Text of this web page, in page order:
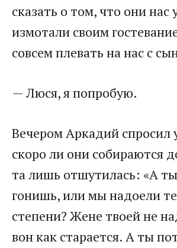
сказать о том, что они нас
измотали своим
совсем плевать на нас с
​— Люся, я попробую.​
​Вечером Аркадий спросил
скоро ли они собираются
та лишь отшутилась: «А
гонишь, или мы надоели
степени? Жене твоей не
вон как старается. А ты